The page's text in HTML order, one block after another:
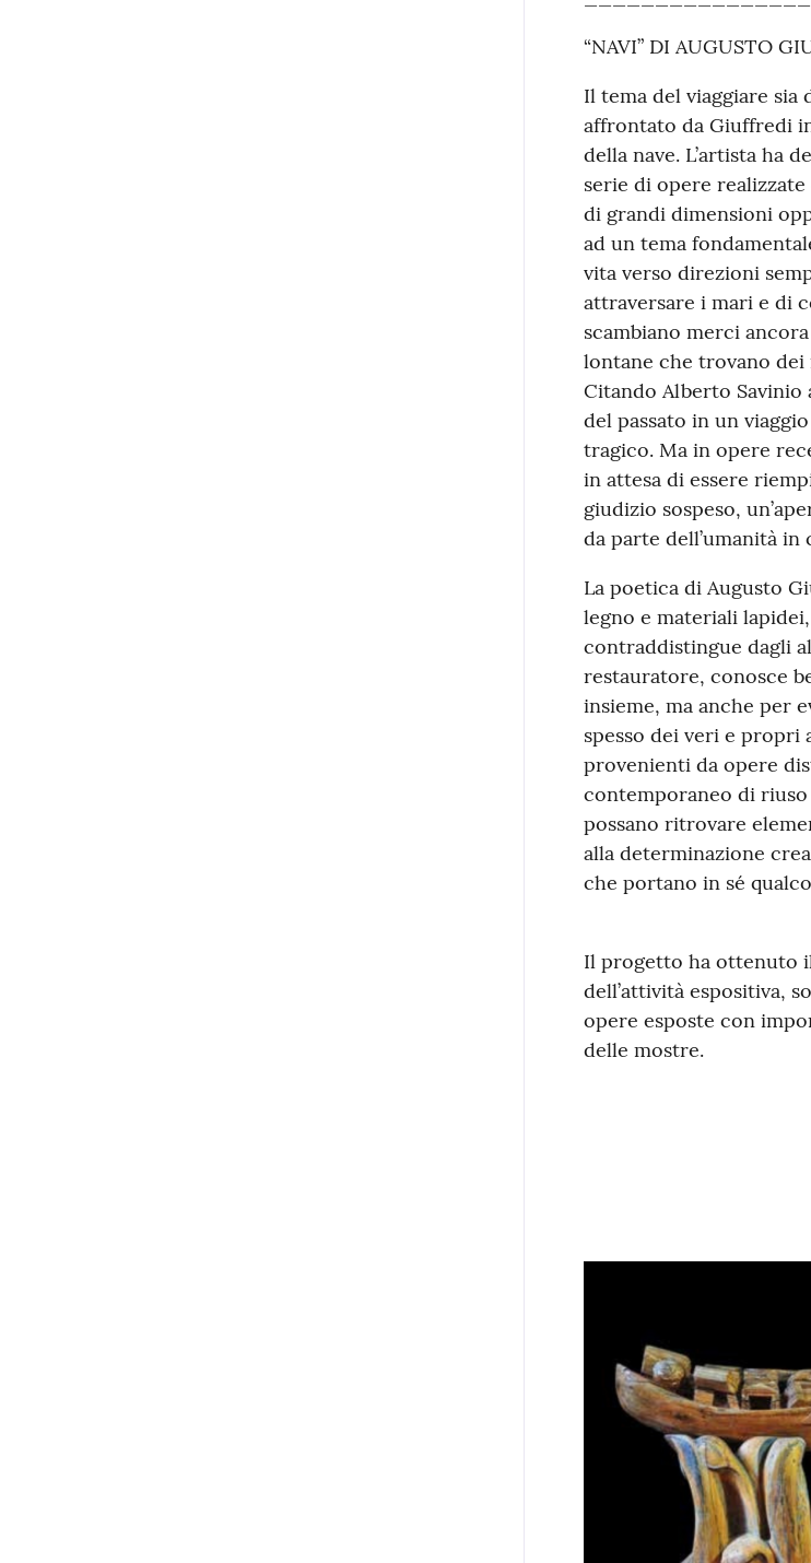
“NAVI” DI AUGUSTO
Il tema del viaggiare sia
affrontato da Giuffredi
della nave. L’artista ha
serie di opere
di grandi dimensioni
ad un tema
vita verso direzioni
attraversare i mari e di
scambiano merci
lontane che trovano
Citando Alberto
del passato in un
tragico. Ma in opere
in attesa di essere
giudizio sospeso,
da parte dell’umanità
La poetica di Augusto
legno e materiali
contraddistingue dagli
restauratore, conosce
insieme, ma anche per
spesso dei veri e propri
provenienti da opere
contemporaneo di
possano ritrovare
alla determinazione
che portano in sé
Il progetto ha ottenuto
dell’attività espositiva,
opere esposte con
delle mostre.